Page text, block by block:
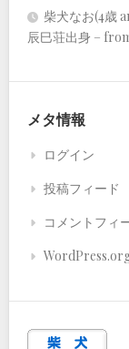
柴犬なお(4歳
辰巳荘出身 –
メタ情報
ログイン
投稿フィード
コメントフィ